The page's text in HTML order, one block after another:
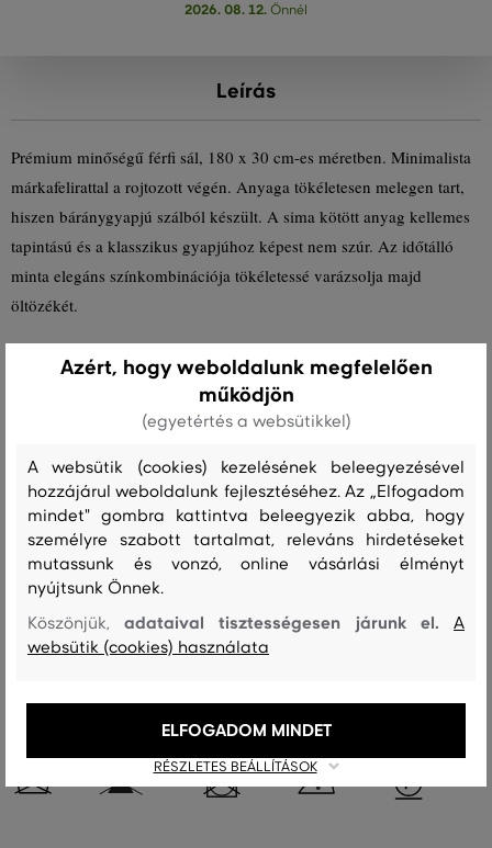
2026. 08. 12. Önnél
Leírás
Prémium minőségű férfi sál, 180 x 30 cm-es méretben. Minimalista
márkafelirattal a rojtozott végén. Anyaga tökéletesen melegen tart,
hiszen báránygyapjú szálból készült. A sima kötött anyag kellemes
tapintású és a klasszikus gyapjúhoz képest nem szúr. Az időtálló
minta elegáns színkombinációja tökéletessé varázsolja majd
öltözékét.
Termék kódja 9920212-623-GC-464-0
Összetétel
felső anyag
MERINO GYAPJÚ
100 %
Azért, hogy weboldalunk megfelelően
működjön
(egyetértés a websütikkel)
A websütik (cookies) kezelésének beleegyezésével
hozzájárul weboldalunk fejlesztéséhez. Az „Elfogadom
mindet" gombra kattintva beleegyezik abba, hogy
személyre szabott tartalmat, releváns hirdetéseket
mutassunk és vonzó, online vásárlási élményt
nyújtsunk Önnek.
Köszönjük,adataival tisztességesen járunk el.A
websütik (cookies) használata
RÉSZLETES BEÁLLÍTÁSOK
ELFOGADOM MINDET